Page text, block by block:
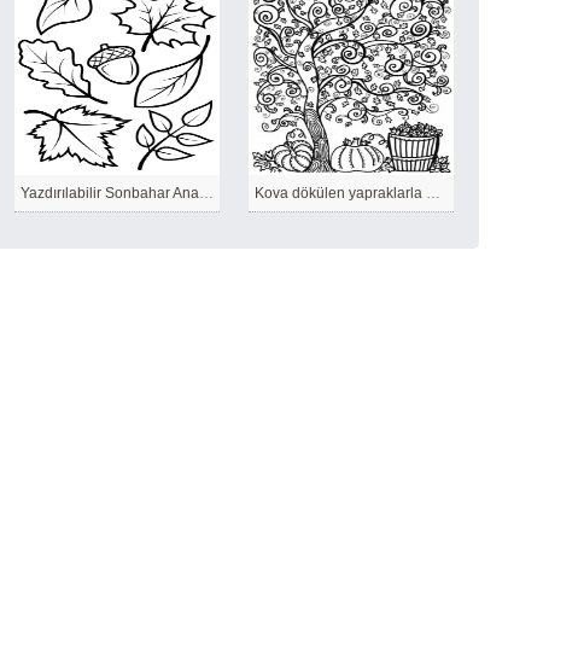
Yazdırılabilir Sonbahar Anahat Kova dökülen yapraklarla doldu.’